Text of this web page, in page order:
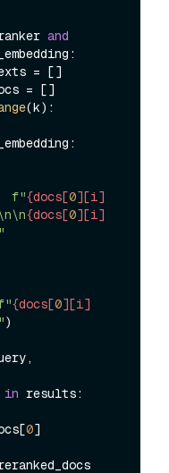
and
(k):
f"{docs[0][i]
{docs[0][i]
"
{docs[0][i]
")
in results:
0]